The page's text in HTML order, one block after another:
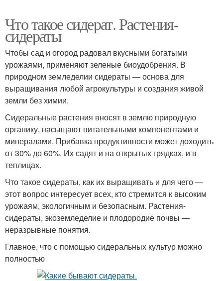
Что такое сидерат. Растения-
сидераты
Чтобы сад и огород радовал вкусными богатыми
урожаями, применяют зеленые биоудобрения. В
природном земледелии сидераты — основа для
выращивания любой агрокультуры и создания живой
земли без химии.
Сидеральные растения вносят в землю природную
органику, насыщают питательными компонентами и
минералами. Прибавка продуктивности может доходить
от 30% до 60%. Их садят и на открытых грядках, и в
теплицах.
Что такое сидераты, как их выращивать и для чего —
этот вопрос интересует всех, кто стремится к высоким
урожаям, экологичным и безопасным. Растения-
сидераты, экоземледелие и плодородие почвы —
неразрывные понятия.
Главное, что с помощью сидеральных культур можно
полностью